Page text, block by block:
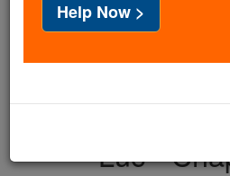
just gave their entire life
But fewer than 2% of readers
just$5, the cost of a coffee,
in faith. Thank you.DONATE
Luc -
Help Now >